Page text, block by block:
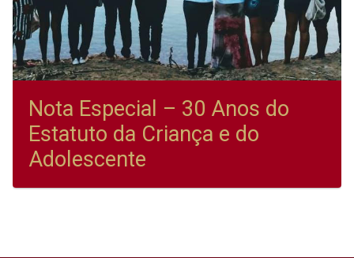
Nota Especial – 30 Anos do
Estatuto da Criança e do
Adolescente